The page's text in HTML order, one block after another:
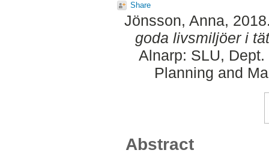
Share
Jönsson, Anna,
goda livsmiljöer i
Alnarp: SLU,
Planning and
Abstract